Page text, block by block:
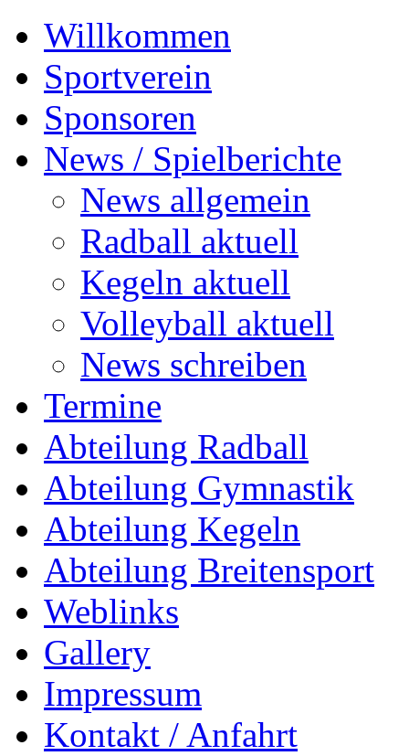
Willkommen
Sportverein
Sponsoren
News / Spielberichte
News allgemein
Radball aktuell
Kegeln aktuell
Volleyball aktuell
News schreiben
Termine
Abteilung Radball
Abteilung Gymnastik
Abteilung Kegeln
Abteilung Breitensport
Weblinks
Gallery
Impressum
Kontakt / Anfahrt